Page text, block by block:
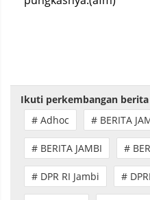
Ikuti perkembangan
# Adhoc
# BERITA
# BERITA JAMBI #
# DPR RI Jambi #